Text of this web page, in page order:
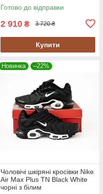
Готово до відправки
2 910 ₴ 3 720 ₴
Купити
Новинка –22%
Чоловічі шкіряні кросівки Nike
Air Max Plus TN Black White
чорні з білим